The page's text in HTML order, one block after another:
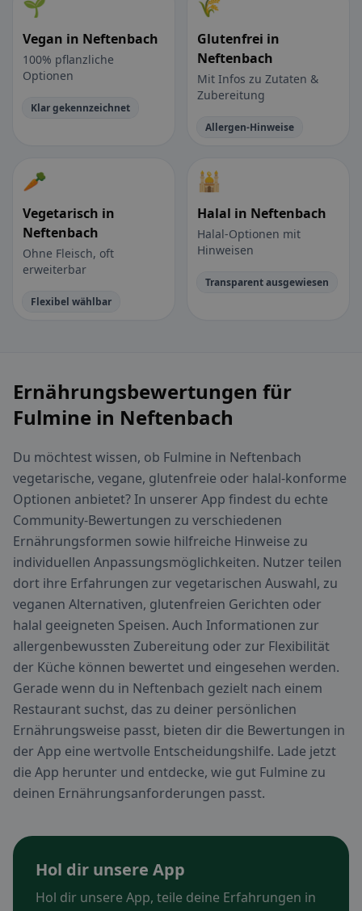
🌱
Vegan in Neftenbach
100% pflanzliche
Optionen
Klar gekennzeichnet
🌾
Glutenfrei in
Neftenbach
Mit Infos zu Zutaten &
Zubereitung
Allergen-Hinweise
🥕
Vegetarisch in
Neftenbach
Ohne Fleisch, oft
erweiterbar
Flexibel wählbar
🕌
Halal in Neftenbach
Halal-Optionen mit
Hinweisen
Transparent ausgewiesen
Ernährungsbewertungen für
Fulmine in Neftenbach
Du möchtest wissen, ob Fulmine in Neftenbach
vegetarische, vegane, glutenfreie oder halal-konforme
Optionen anbietet? In unserer App findest du echte
Community-Bewertungen zu verschiedenen
Ernährungsformen sowie hilfreiche Hinweise zu
individuellen Anpassungsmöglichkeiten. Nutzer teilen
dort ihre Erfahrungen zur vegetarischen Auswahl, zu
veganen Alternativen, glutenfreien Gerichten oder
halal geeigneten Speisen. Auch Informationen zur
allergenbewussten Zubereitung oder zur Flexibilität
der Küche können bewertet und eingesehen werden.
Gerade wenn du in Neftenbach gezielt nach einem
Restaurant suchst, das zu deiner persönlichen
Ernährungsweise passt, bieten dir die Bewertungen in
der App eine wertvolle Entscheidungshilfe. Lade jetzt
die App herunter und entdecke, wie gut Fulmine zu
deinen Ernährungsanforderungen passt.
Hol dir unsere App
Hol dir unsere App, teile deine Erfahrungen in